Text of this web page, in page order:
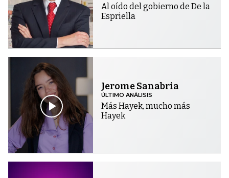
Al oído del gobierno de De la
Espriella
Jerome Sanabria
ÚLTIMO ANÁLISIS
Más Hayek, mucho más
Hayek